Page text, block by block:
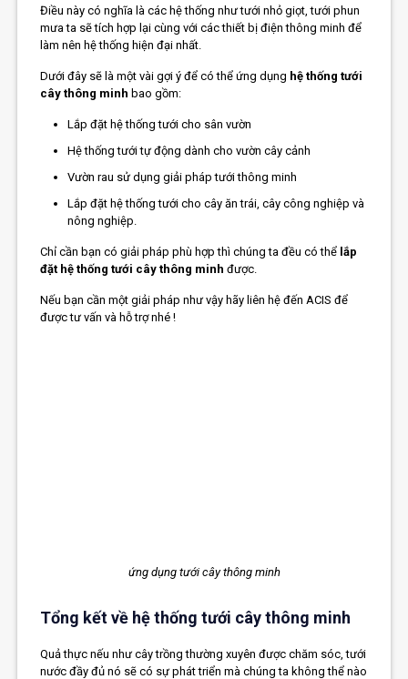
Điều này có nghĩa là các hệ thống như tưới nhỏ giọt, tưới phun
mưa ta sẽ tích hợp lại cùng với các thiết bị điện thông minh để
làm nên hệ thống hiện đại nhất.
Dưới đây sẽ là một vài gợi ý để có thể ứng dụng hệ thống tưới
cây thông minh bao gồm:
Lắp đặt hệ thống tưới cho sân vườn
Hệ thống tưới tự động dành cho vườn cây cảnh
Vườn rau sử dụng giải pháp tưới thông minh
Lắp đặt hệ thống tưới cho cây ăn trái, cây công nghiệp và
nông nghiệp.
Chỉ cần bạn có giải pháp phù hợp thì chúng ta đều có thể lắp
đặt hệ thống tưới cây thông minh được.
Nếu bạn cần một giải pháp như vậy hãy liên hệ đến ACIS để
được tư vấn và hỗ trợ nhé !
ứng dụng tưới cây thông minh
Tổng kết về hệ thống tưới cây thông minh
Quả thực nếu như cây trồng thường xuyên được chăm sóc, tưới
nước đầy đủ nó sẽ có sự phát triển mà chúng ta không thể nào